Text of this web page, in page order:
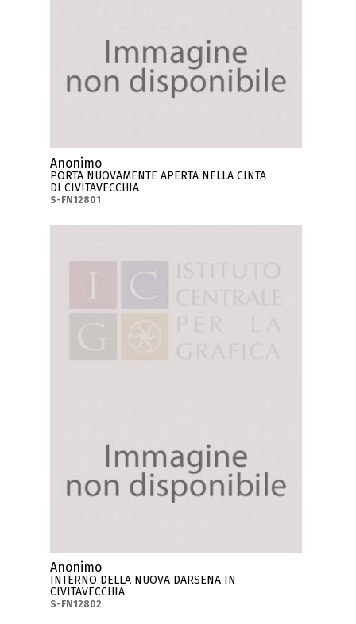
Anonimo
PORTA NUOVAMENTE APERTA NELLA CINTA
DI CIVITAVECCHIA
S-FN12801
Anonimo
INTERNO DELLA NUOVA DARSENA IN
CIVITAVECCHIA
S-FN12802